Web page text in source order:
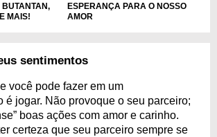
MAIS!
ESPERANÇA PARA O NOSSO
AMOR
sentimentos
você pode fazer em um
é jogar. Não provoque o seu parceiro;
boas ações com amor e carinho.
certeza que seu parceiro sempre se